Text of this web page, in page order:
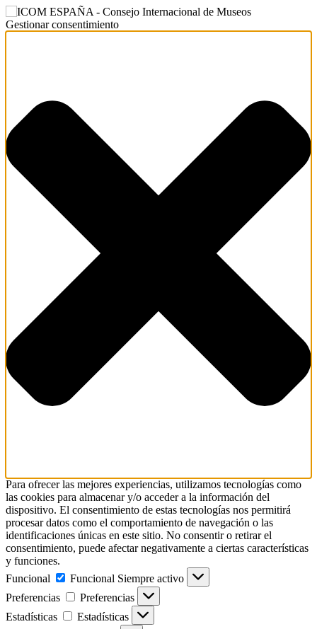
Gestionar consentimiento
Para ofrecer las mejores experiencias, utilizamos tecnologías como
las cookies para almacenar y/o acceder a la información del
dispositivo. El consentimiento de estas tecnologías nos permitirá
procesar datos como el comportamiento de navegación o las
identificaciones únicas en este sitio. No consentir o retirar el
consentimiento, puede afectar negativamente a ciertas características
y funciones.
Funcional
Funcional Siempre activo
Preferencias
Preferencias
Estadísticas
Estadísticas